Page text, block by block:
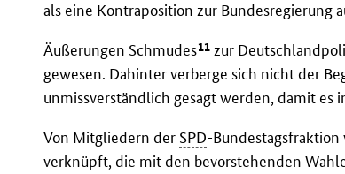
als eine Kontraposition zur Bundesregierung
Äußerungen Schmudes11 zur
gewesen. Dahinter verberge sich nicht der
unmissverständlich gesagt werden, damit es
Von Mitgliedern der SPD-
verknüpft, die mit den bevorstehenden